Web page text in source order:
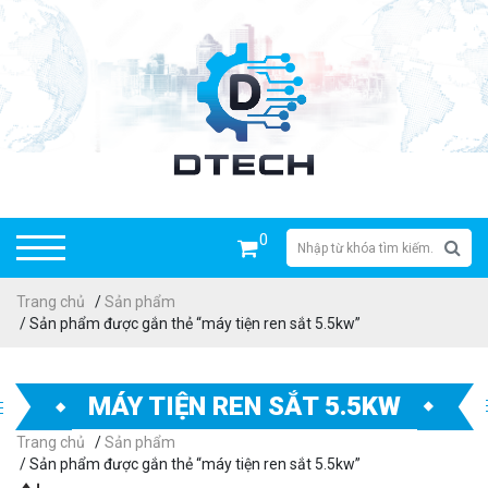
0
Trang chủ /Sản phẩm
/ Sản phẩm được gắn thẻ “máy tiện ren sắt 5.5kw”
MÁY TIỆN REN SẮT 5.5KW
Trang chủ /Sản phẩm
/ Sản phẩm được gắn thẻ “máy tiện ren sắt 5.5kw”